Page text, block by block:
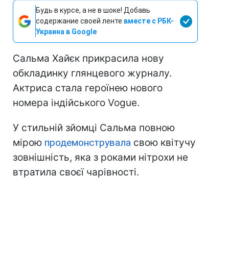
Будь в курсе, а не в шоке! Добавь
содержание своей ленте вместе с РБК-
Украина в Google
Сальма Хайєк прикрасила нову
обкладинку глянцевого журналу.
Актриса стала героїнею нового
номера індійського Vogue.
У стильній зйомці Сальма повною
мірою продемонструвала свою квітучу
зовнішність, яка з роками нітрохи не
втратила своєї чарівності.